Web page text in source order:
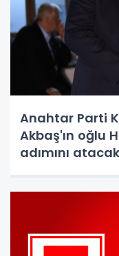
Anahtar Parti
Akbaş'ın oğlu
adımını atacak